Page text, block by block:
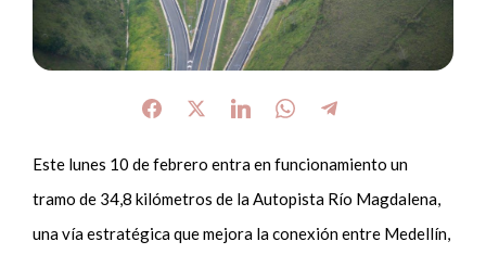
Este lunes 10 de febrero entra en funcionamiento un
tramo de 34,8 kilómetros de la Autopista Río Magdalena,
una vía estratégica que mejora la conexión entre Medellín,